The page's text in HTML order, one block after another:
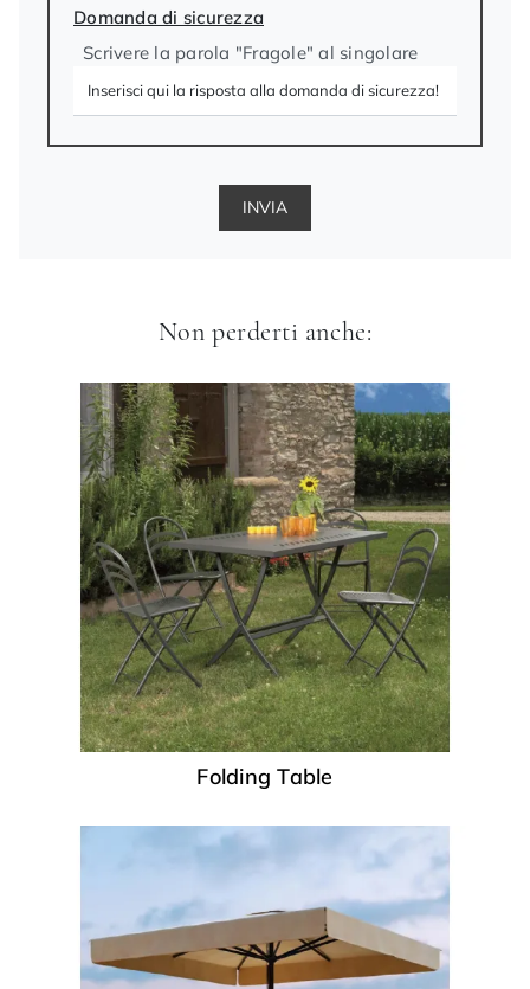
Domanda di sicurezza
Scrivere la parola "Fragole" al singolare
INVIA
Non perderti anche:
Folding Table